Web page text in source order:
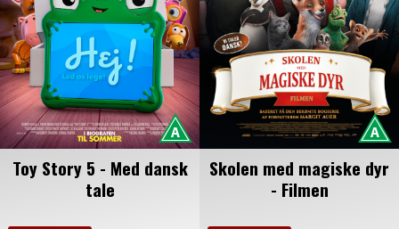
Toy Story 5 - Med dansk
tale
Skolen med magiske dyr
- Filmen